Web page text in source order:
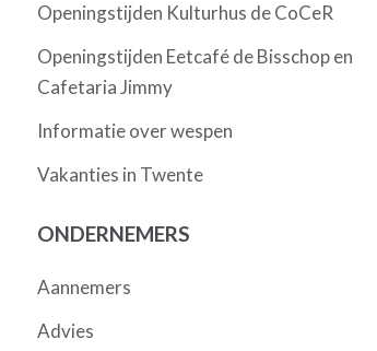
Openingstijden Kulturhus de CoCeR
Openingstijden Eetcafé de Bisschop en
Cafetaria Jimmy
Informatie over wespen
Vakanties in Twente
ONDERNEMERS
Aannemers
Advies